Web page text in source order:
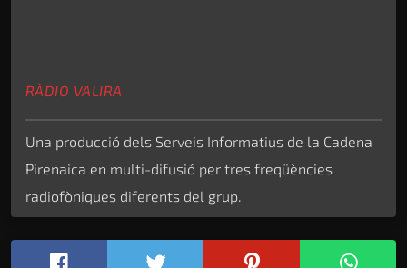
RÀDIO VALIRA
Una producció dels Serveis Informatius de la Cadena
Pirenaica en multi-difusió per tres freqüències
radiofòniques diferents del grup.